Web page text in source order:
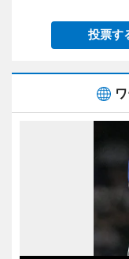
投票す